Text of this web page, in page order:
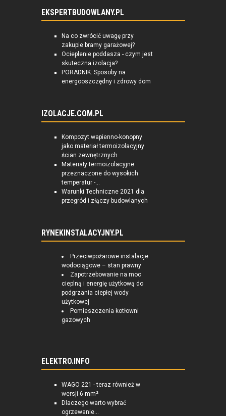
EKSPERTBUDOWLANY.PL
Na co zwrócić uwagę przy
zakupie bramy garażowej?
Ocieplenie poddasza - czym jest
skuteczna izolacja?
PORADNIK: Sposoby na
energooszczędny i zdrowy dom
IZOLACJE.COM.PL
Kompozyt wapienno-konopny
jako materiał termoizolacyjny
ścian zewnętrznych
Materiały termoizolacyjne
przeznaczone do wysokich
temperatur -...
Warunki Techniczne 2021 dla
przegród i złączy budowlanych
RYNEKINSTALACYJNY.PL
Przeciwpożarowe instalacje
wodociągowe – stan prawny
Zapotrzebowanie na moc
cieplną i energię użytkową do
podgrzania ciepłej wody
użytkowej
Pomieszczenia kotłowni
gazowych
ELEKTRO.INFO
WAGO 221 - teraz również w
wersji 6 mm²
Dlaczego warto wybrać
ogrzewanie...